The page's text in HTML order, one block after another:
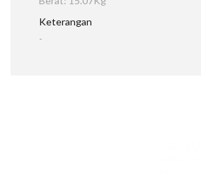
Keterangan
-